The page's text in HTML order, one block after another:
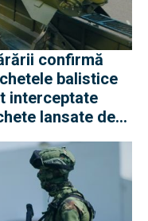
confirmă
balistice
interceptate
lansate de